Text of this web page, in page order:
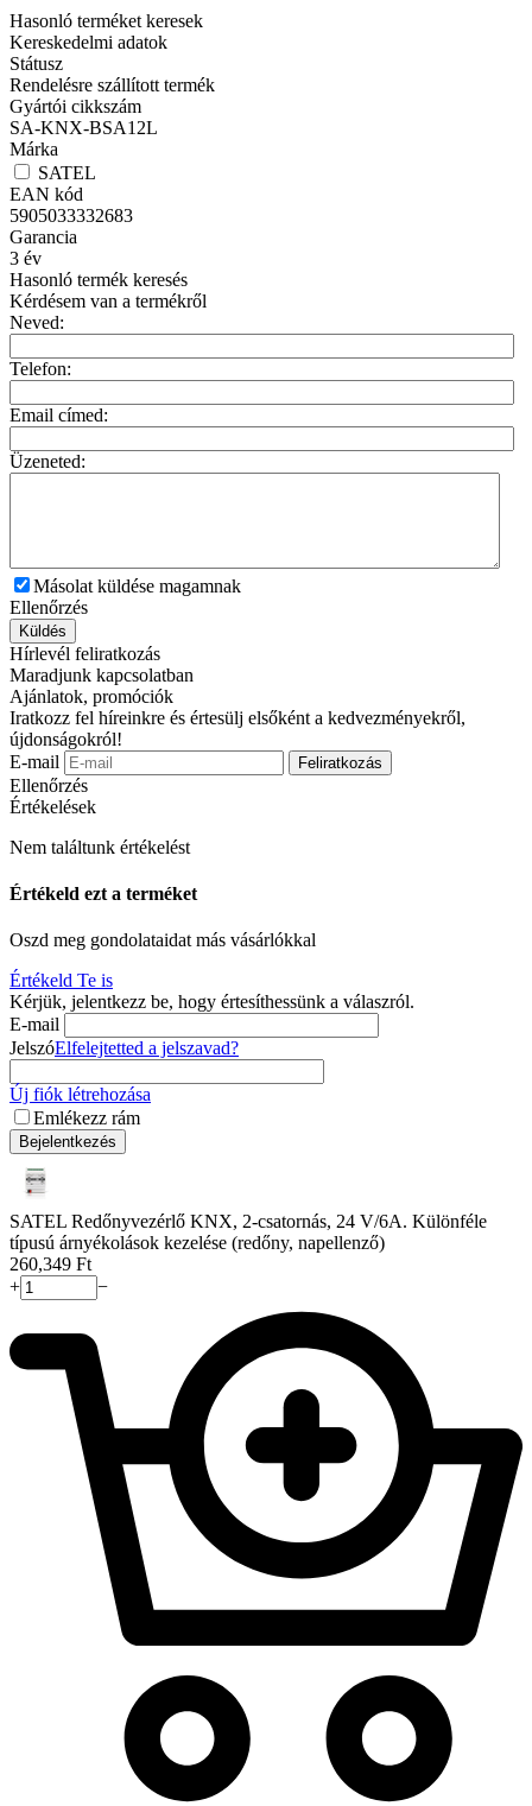
Hasonló terméket keresek
Kereskedelmi adatok
Státusz
Rendelésre szállított termék
Gyártói cikkszám
SA-KNX-BSA12L
Márka
SATEL
EAN kód
5905033332683
Garancia
3 év
Hasonló termék keresés
Kérdésem van a termékről
Neved:
Telefon:
Email címed:
Üzeneted:
Másolat küldése magamnak
Ellenőrzés
Küldés
Hírlevél feliratkozás
Maradjunk kapcsolatban
Ajánlatok, promóciók
Iratkozz fel híreinkre és értesülj elsőként a kedvezményekről,
újdonságokról!
E-mail
Feliratkozás
Ellenőrzés
Értékelések
Nem találtunk értékelést
Értékeld ezt a terméket
Oszd meg gondolataidat más vásárlókkal
Értékeld Te is
Kérjük, jelentkezz be, hogy értesíthessünk a válaszról.
E-mail
JelszóElfelejtetted a jelszavad?
Új fiók létrehozása
Emlékezz rám
Bejelentkezés
SATEL Redőnyvezérlő KNX, 2-csatornás, 24 V/6A. Különféle
típusú árnyékolások kezelése (redőny, napellenző)
260,349 Ft
+
−